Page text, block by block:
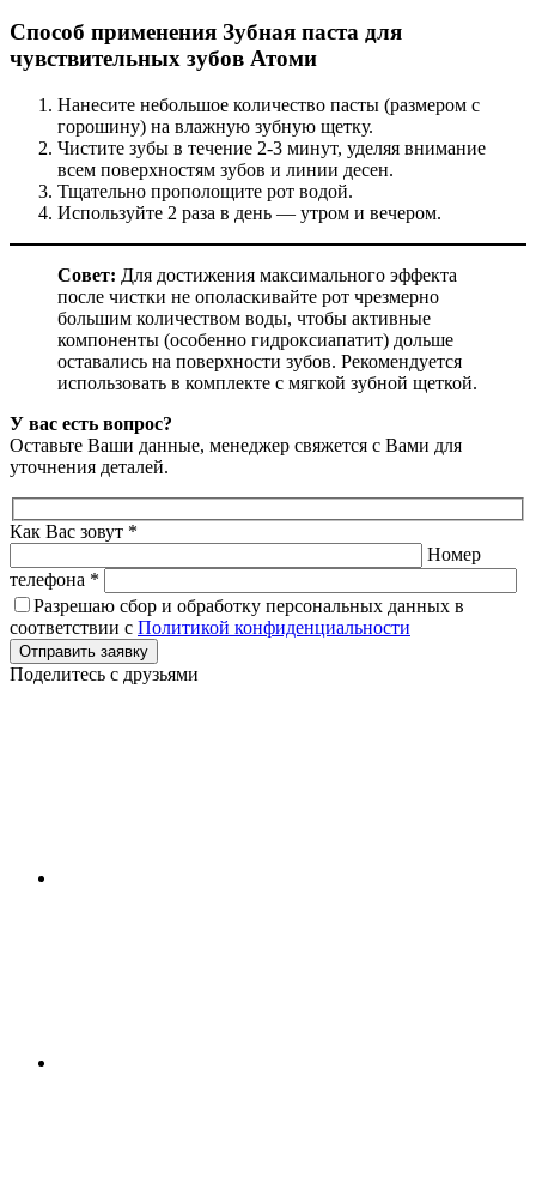
Способ применения Зубная паста для
чувствительных зубов Атоми
Нанесите небольшое количество пасты (размером с
горошину) на влажную зубную щетку.
Чистите зубы в течение 2-3 минут, уделяя внимание
всем поверхностям зубов и линии десен.
Тщательно прополощите рот водой.
Используйте 2 раза в день — утром и вечером.
Совет: Для достижения максимального эффекта
после чистки не ополаскивайте рот чрезмерно
большим количеством воды, чтобы активные
компоненты (особенно гидроксиапатит) дольше
оставались на поверхности зубов. Рекомендуется
использовать в комплекте с мягкой зубной щеткой.
У вас есть вопрос?
Оставьте Ваши данные, менеджер свяжется с Вами для
уточнения деталей.
Как Вас зовут *
Номер
телефона *
Разрешаю сбор и обработку персональных данных в
соответствии с Политикой конфиденциальности
Отправить заявку
Поделитесь с друзьями